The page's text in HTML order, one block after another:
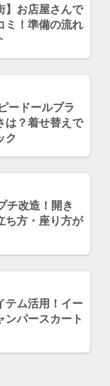
】お店屋さんで
ミ！準備の流れ
ードールプラ
は？着せ替えで
ク
チ改造！開き
ち方・座り方が
テム活用！イー
ンパースカート